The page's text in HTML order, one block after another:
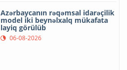
Azərbaycanın rəqəmsal idarəçilik
model iki beynəlxalq mükafata
layiq görülüb
06-08-2026